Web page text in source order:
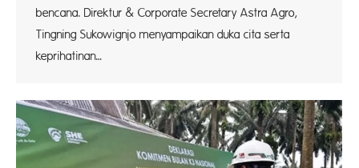
bencana. Direktur & Corporate Secretary Astra Agro,
Tingning Sukowignjo menyampaikan duka cita serta
keprihatinan…